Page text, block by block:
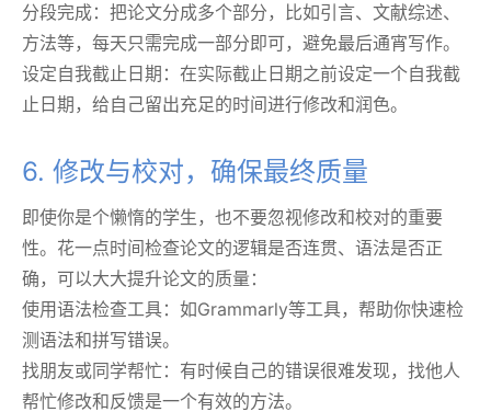
分段完成：把论文分成多个部分，比如引言、文献综述、
方法等，每天只需完成一部分即可，避免最后通宵写作。
设定自我截止日期：在实际截止日期之前设定一个自我截
止日期，给自己留出充足的时间进行修改和润色。
6. 修改与校对，确保最终质量
即使你是个懒惰的学生，也不要忽视修改和校对的重要
性。花一点时间检查论文的逻辑是否连贯、语法是否正
确，可以大大提升论文的质量：
使用语法检查工具：如Grammarly等工具，帮助你快速检
测语法和拼写错误。
找朋友或同学帮忙：有时候自己的错误很难发现，找他人
帮忙修改和反馈是一个有效的方法。